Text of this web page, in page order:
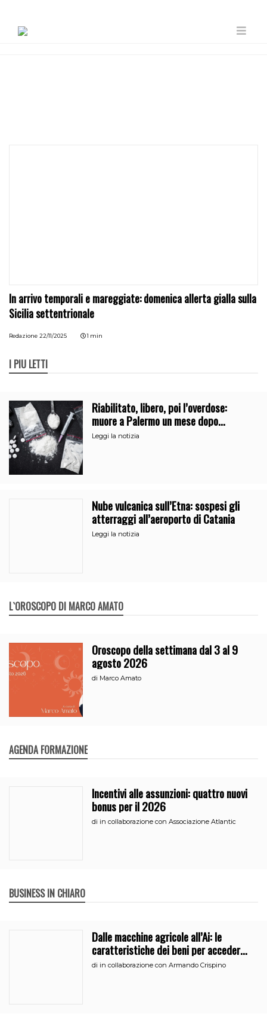
In arrivo temporali e mareggiate: domenica allerta gialla sulla
Sicilia settentrionale
Redazione 22/11/2025 1 min
I PIÙ LETTI
Riabilitato, libero, poi l’overdose:
muore a Palermo un mese dopo
l’uscita dalla comunità
Leggi la notizia
Nube vulcanica sull’Etna: sospesi gli
atterraggi all’aeroporto di Catania
Leggi la notizia
L`OROSCOPO DI MARCO AMATO
Oroscopo della settimana dal 3 al 9
agosto 2026
di Marco Amato
AGENDA FORMAZIONE
Incentivi alle assunzioni: quattro nuovi
bonus per il 2026
di in collaborazione con Associazione Atlantic
BUSINESS IN CHIARO
Dalle macchine agricole all’Ai: le
caratteristiche dei beni per accedere
all’iperammortamento
di in collaborazione con Armando Crispino